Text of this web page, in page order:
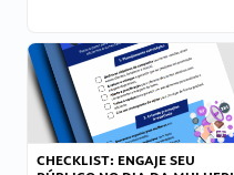
CHECKLIST: ENGAJE SEU